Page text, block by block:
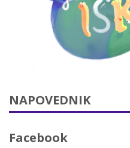
NAPOVEDNIK
Facebook